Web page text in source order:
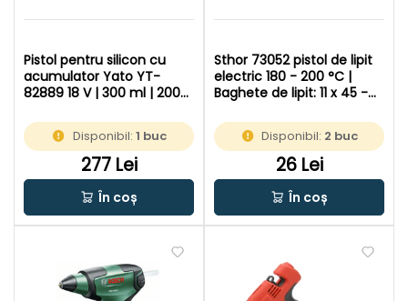
Pistol pentru silicon cu
acumulator Yato YT-
82889 18 V | 300 ml | 2000
acumulator si incarcator |
In cutie de carton original
Disponibil: 1 buc
277 Lei
În coș
Sthor 73052 pistol de lipit
electric 180 - 200 °C |
Baghete de lipit: 11 x 45 -
carton original
Disponibil: 2 buc
26 Lei
În coș